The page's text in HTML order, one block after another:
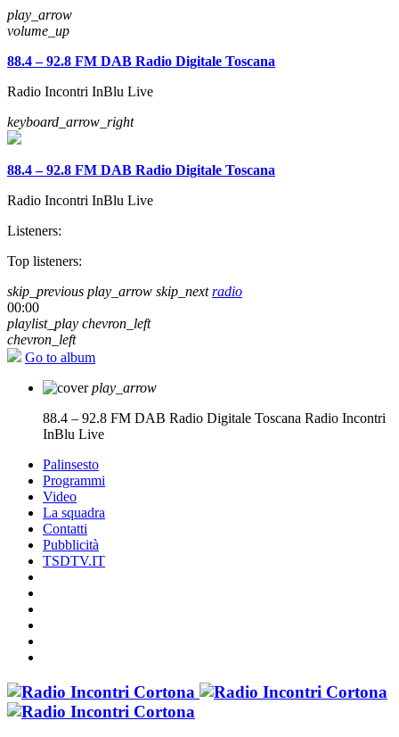
play_arrow
volume_up
88.4 – 92.8 FM DAB Radio Digitale Toscana
Radio Incontri InBlu Live
keyboard_arrow_right
88.4 – 92.8 FM DAB Radio Digitale Toscana
Radio Incontri InBlu Live
Listeners:
Top listeners:
skip_previous play_arrow skip_next radio
00:00
playlist_play chevron_left
chevron_left
Go to album
play_arrow
88.4 – 92.8 FM DAB Radio Digitale Toscana Radio Incontri
InBlu Live
Palinsesto
Programmi
Video
La squadra
Contatti
Pubblicità
TSDTV.IT